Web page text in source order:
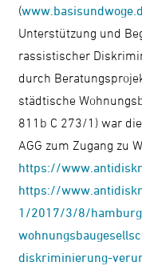
(
Unterstützung und
rassistischer
durch
städtische
811b C 273/1) war
AGG zum Zugang zu
https://
https://
1/2017/3/8/
diskriminierung-